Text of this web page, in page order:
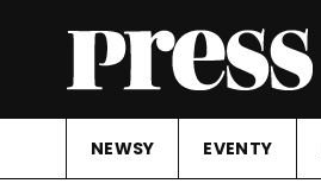
NEWSY EVENTY